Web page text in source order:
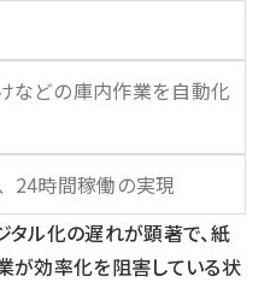
などの庫内作業を自動化
24時間稼働の実現
ル化の遅れが顕著で、紙
が効率化を阻害している状